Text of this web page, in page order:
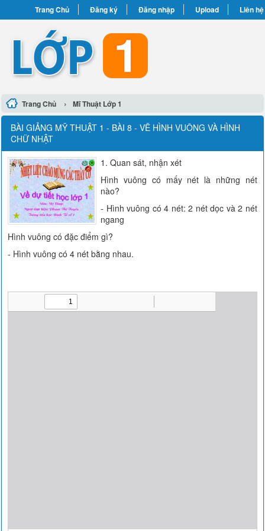
Trang Chủ Đăng ký Đăng nhập Upload Liên hệ
Trang Chủ › Mĩ Thuật Lớp 1
BÀI GIẢNG MỸ THUẬT 1 - BÀI 8 - VẼ HÌNH VUÔNG VÀ HÌNH
CHỮ NHẬT
1. Quan sát, nhận xét
Hình vuông có mấy nét là những nét
nào?
- Hình vuông có 4 nét: 2 nét dọc và 2 nét
ngang
Hình vuông có đặc điểm gì?
- Hình vuông có 4 nét bằng nhau.